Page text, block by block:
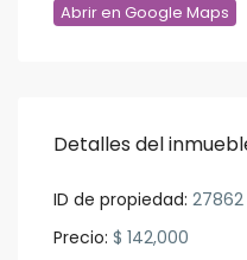
Abrir en Google Maps
Detalles del
ID de propiedad: 27862
Precio: $ 142,000